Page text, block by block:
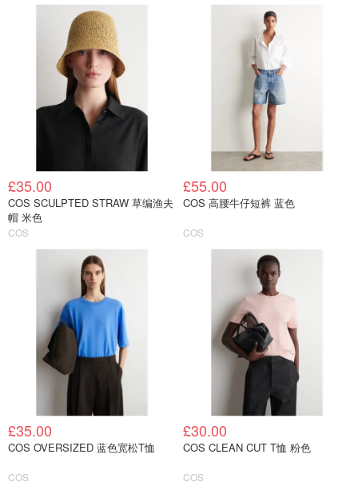
£35.00
COS SCULPTED STRAW 草编渔夫
帽 米色
COS
£55.00
COS 高腰牛仔短裤 蓝色
COS
£35.00
COS OVERSIZED 蓝色宽松T恤
COS
£30.00
COS CLEAN CUT T恤 粉色
COS